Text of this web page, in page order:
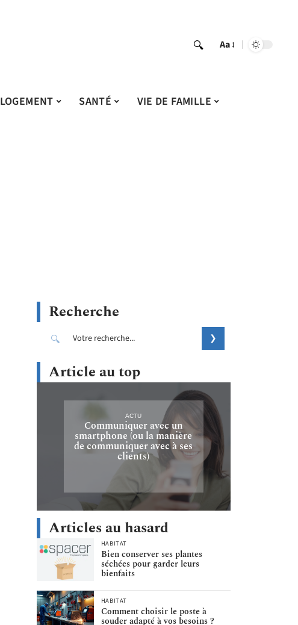
Aa
LOGEMENT SANTÉ
VIE DE FAMILLE
Recherche
Article au top
ACTU
Communiquer avec un
smartphone (ou la manière
de communiquer avec à ses
clients)
Articles au hasard
HABITAT
Bien conserver ses plantes
séchées pour garder leurs
bienfaits
HABITAT
Comment choisir le poste à
souder adapté à vos besoins ?